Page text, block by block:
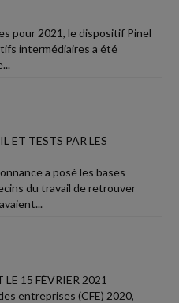
pour 2021, le dispositif Pinel
intermédiaires a été
ET TESTS PAR LES
a posé les bases
du travail de retrouver
LE 15 FÉVRIER 2021
entreprises (CFE) 2020,